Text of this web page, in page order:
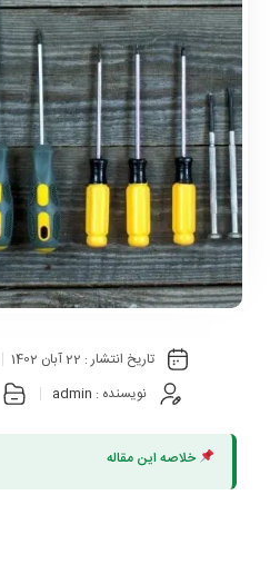
تاریخ انتشار : 22 آبان 1402
نویسنده : admin
خلاصه این مقاله